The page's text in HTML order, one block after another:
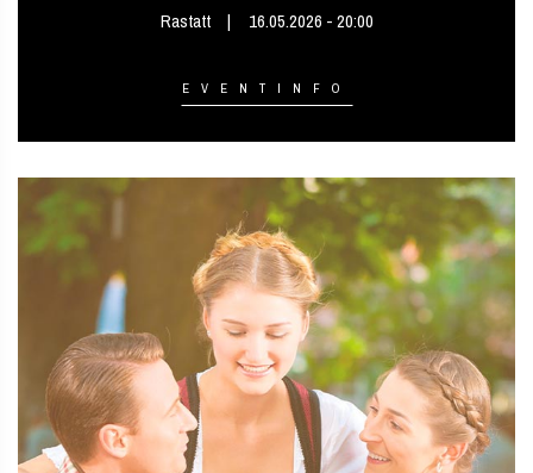
Rastatt 16.05.2026 - 20:00
EVENTINFO